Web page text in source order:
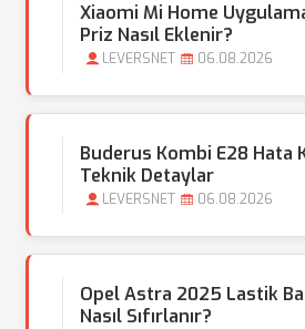
Xiaomi Mi Home
Priz Nasıl Eklenir?
LEVERSNET 06.08.2026
Buderus Kombi E28 Hata
Teknik Detaylar
LEVERSNET 06.08.2026
Opel Astra 2025 Lastik
Nasıl Sıfırlanır?